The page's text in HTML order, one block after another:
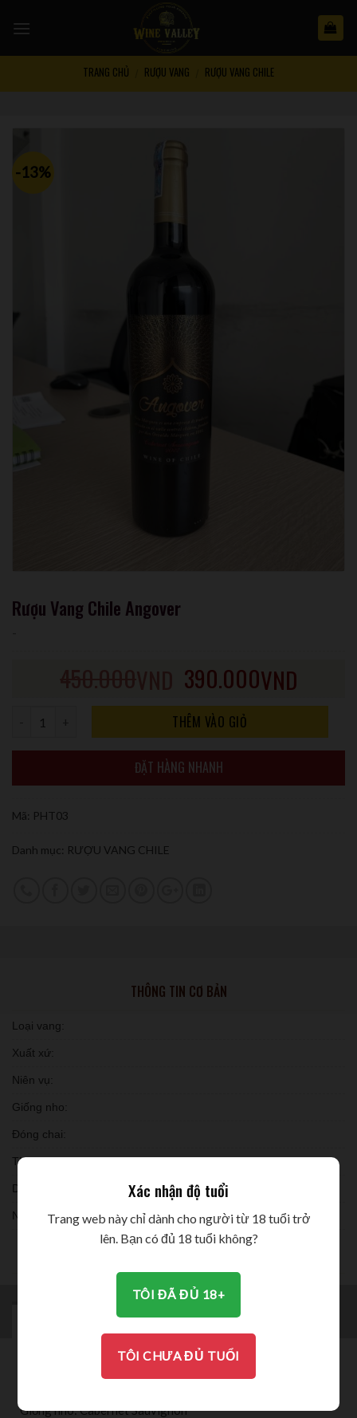
TRANG CHỦ RƯỢU VANG RƯỢU VANG CHILE
-13%
Rượu Vang Chile Angover
390.000VND
THÊM VÀO GIỎ
ĐẶT HÀNG NHANH
Mã: PHT03
Danh mục: RƯỢU VANG CHILE
THÔNG TIN CƠ BẢN
Loại vang:
Xuất xứ:
Niên vụ:
Giống nho:
Đóng chai:
Thời gian ủ:
Dung tích:
Nồng độ:
BRAND
Giống nho: Cabernet Sauvignon
Xác nhận độ tuổi
Trang web này chỉ dành cho người từ 18 tuổi trở
lên. Bạn có đủ 18 tuổi không?
TÔI ĐÃ ĐỦ 18+
TÔI CHƯA ĐỦ TUỔI